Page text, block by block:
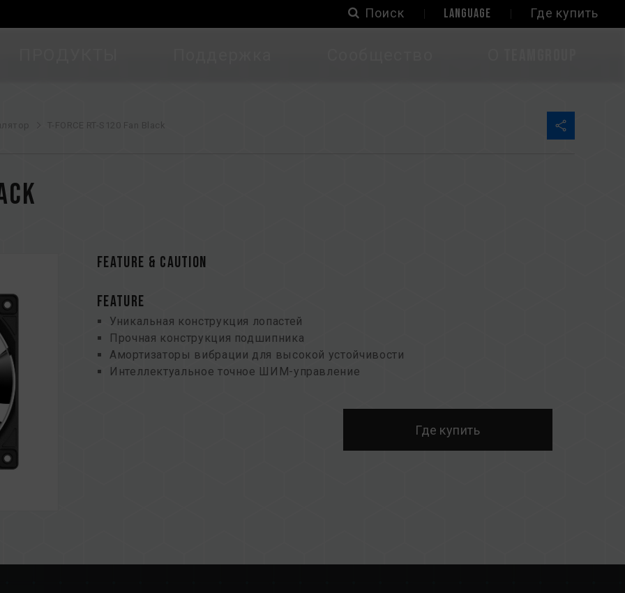
Поиск LANGUAGE Где купить
T-FORCE RT-S120 Fan Black
FEATURE & CAUTION
FEATURE
Уникальная конструкция лопастей
Прочная конструкция подшипника
Амортизаторы вибрации для высокой устойчивости
Интеллектуальное точное ШИМ-управление
Где купить